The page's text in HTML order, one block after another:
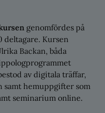
genomfördes på
deltagare. Kursen
Backan, båda
av digitala träffar,
samt hemuppgifter som
seminarium online.